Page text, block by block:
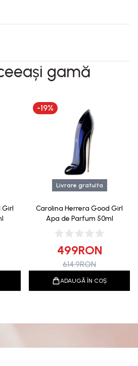
gamă
Girl
-19%
Livrare gratuita
Carolina Herrera Good Girl
Apa de Parfum 50ml
499RON
614.9RON
ADAUGĂ ÎN COȘ